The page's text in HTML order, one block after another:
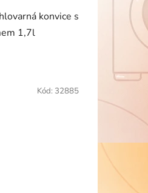
konvice s
1,7l
Kód: 32885